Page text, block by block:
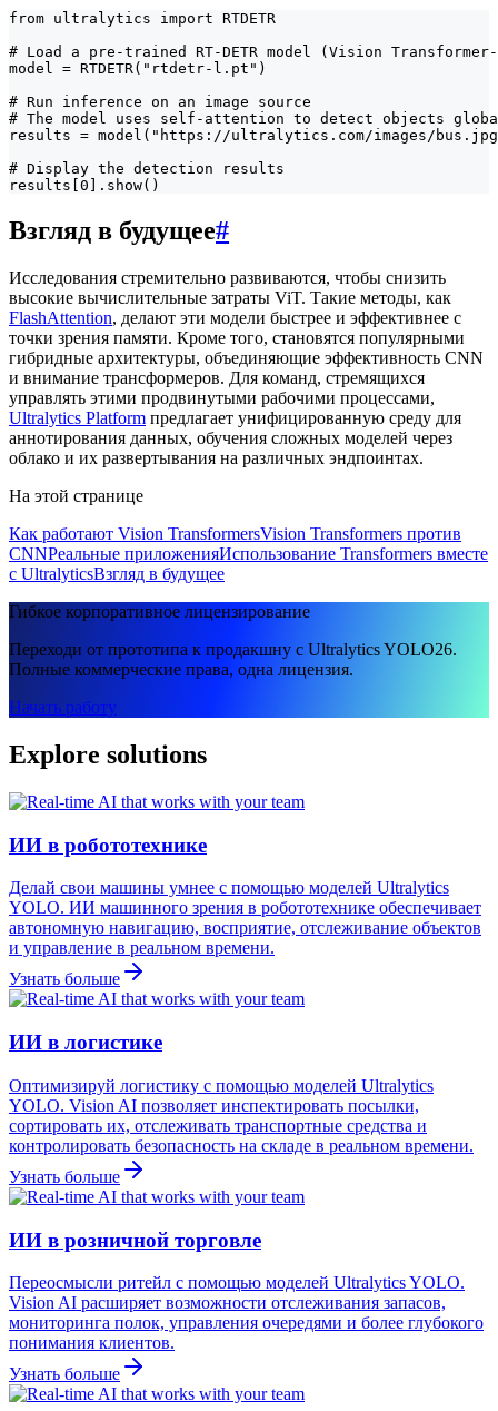
from ultralytics import RTDETR
# Load a pre-trained RT-DETR model (Vision
model = RTDETR("rtdetr-l.pt")
# Run inference on an image source
# The model uses self-attention to detect objects
results = model("https://ultralytics.com/images/
# Display the detection results
results[0].show()
Взгляд в будущее#
Исследования стремительно развиваются, чтобы снизить
высокие вычислительные затраты ViT. Такие методы, как
FlashAttention, делают эти модели быстрее и эффективнее с
точки зрения памяти. Кроме того, становятся популярными
гибридные архитектуры, объединяющие эффективность CNN
и внимание трансформеров. Для команд, стремящихся
управлять этими продвинутыми рабочими процессами,
Ultralytics Platform предлагает унифицированную среду для
аннотирования данных, обучения сложных моделей через
облако и их развертывания на различных эндпоинтах.
На этой странице
Как работают Vision TransformersVision Transformers против
CNNРеальные приложенияИспользование Transformers вместе
с UltralyticsВзгляд в будущее
Гибкое корпоративное лицензирование
Переходи от прототипа к продакшну с Ultralytics YOLO26.
Полные коммерческие права, одна лицензия.
Начать работу
Explore solutions
ИИ в робототехнике
Делай свои машины умнее с помощью моделей Ultralytics
YOLO. ИИ машинного зрения в робототехнике обеспечивает
автономную навигацию, восприятие, отслеживание объектов
и управление в реальном времени.
Узнать больше
ИИ в логистике
Оптимизируй логистику с помощью моделей Ultralytics
YOLO. Vision AI позволяет инспектировать посылки,
сортировать их, отслеживать транспортные средства и
контролировать безопасность на складе в реальном времени.
Узнать больше
ИИ в розничной торговле
Переосмысли ритейл с помощью моделей Ultralytics YOLO.
Vision AI расширяет возможности отслеживания запасов,
мониторинга полок, управления очередями и более глубокого
понимания клиентов.
Узнать больше